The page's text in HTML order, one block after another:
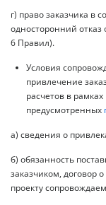
г) право заказчика в
односторонний отказ
6 Правил).
Условия
привлечение
расчетов в
предусмотренных
а) сведения о
б) обязанность
заказчиком, договор
проекту